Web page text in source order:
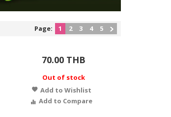
Page: 1 2 3 4 5
70.00 THB
Out of stock
Add to Wishlist
Add to Compare